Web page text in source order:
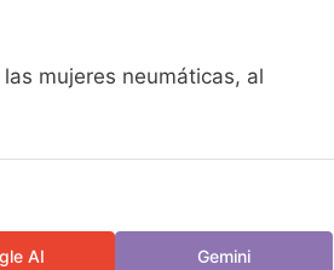
mujeres neumáticas, al
AI Gemini